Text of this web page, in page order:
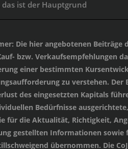
das ist der Hauptgrund
: Die hier angebotenen
bzw. Verkaufsempfehlungen
einer bestimmten
zu verstehen.
des eingesetzten Kapitals
Bedürfnisse
für die Aktualität, Richtigkeit,
gestellten Informationen sowie
übernommen. Die